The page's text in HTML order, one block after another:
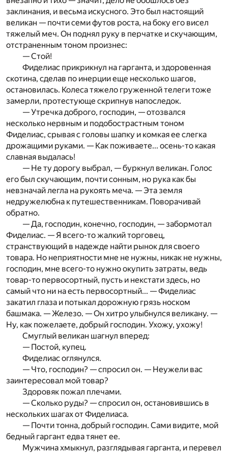
заклинания, и весьма искусного. Это был настоящий
великан — почти семи футов роста, на боку его висел
тяжелый меч. Он поднял руку в перчатке и скучающим,
отстраненным тоном произнес:
— Стой!
Фиделиас прикрикнул на гарганта, и здоровенная
скотина, сделав по инерции еще несколько шагов,
остановилась.­ Колеса тяжело груженной телеги тоже
замерли, протестую­ще скрипнув напоследок.
— Утречка доброго, господин, — отозвался
несколько нервным и подобострастным тоном
Фиделиас, срывая с головы шапку и комкая ее слегка
дрожащими руками. — Как поживаете... осень-то какая
славная выдалась!
— Не ту дорогу выбрал, — буркнул великан. Голос
его был скучающим, почти сонным, но рука как бы
невзначай легла на рукоять меча. — Эта земля
недружелюбна к путешественникам. Поворачивай
обратно.
— Да, господин, конечно, господин, — забормотал
Фиде­лиас. — Я всего-то жалкий торговец,
странствующий в на­дежде найти рынок для своего
товара. Но неприятности мне не нужны, никак не нужны,
господин, мне всего-то нужно окупить затраты, ведь
товар-то первосортный, пусть и некстати здесь, но
самый что ни на есть первосортный... — Фиделиас
закатил глаза и потыкал дорожную грязь носком
башмака. — Железо. — Он хитро улыбнулся великану. —
Ну, как пожелаете, добрый господин. Ухожу, ухожу!
Смуглый великан шагнул вперед:
— Постой, купец.
Фиделиас оглянулся.
— Что, господин? — спросил он. — Неужели вас
заинтересовал мой товар?
Здоровяк пожал плечами.
— Сколько руды? — спросил он, остановившись в
нескольких шагах от Фиделиаса.
— Почти тонна, добрый господин. Сами видите, мой
бедный гаргант едва тянет ее.
Мужчина хмыкнул, разглядывая гарганта, и перевел